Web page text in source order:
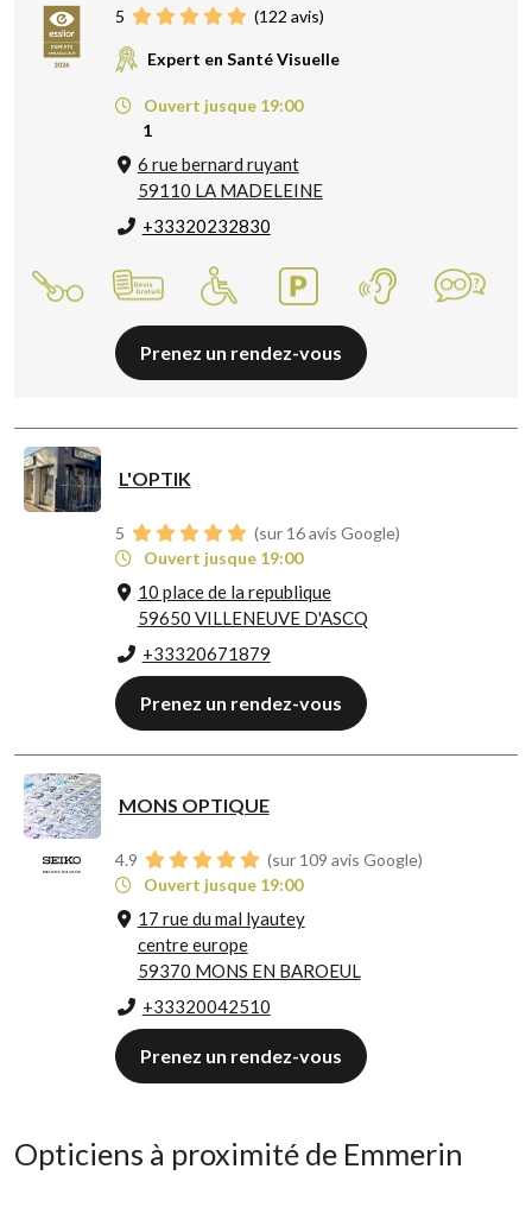
5 (122 avis)
Expert en Santé Visuelle
Ouvert jusque 19:00
1
6 rue bernard ruyant
59110 LA MADELEINE
+33320232830
Prenez un rendez-vous
L'OPTIK
5
(sur 16 avis Google)
Ouvert jusque 19:00
10 place de la republique
59650 VILLENEUVE D'ASCQ
+33320671879
Prenez un rendez-vous
MONS OPTIQUE
4.9
(sur 109 avis Google)
Ouvert jusque 19:00
17 rue du mal lyautey
centre europe
59370 MONS EN BAROEUL
+33320042510
Prenez un rendez-vous
Opticiens à proximité de Emmerin